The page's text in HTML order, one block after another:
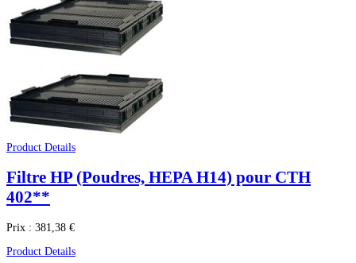
Product Details
Filtre HP (Poudres, HEPA H14) pour CTH
402**
Prix : 381,38 €
Product Details